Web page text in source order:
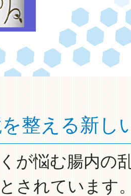
整える新し
が悩む腸内の
されています